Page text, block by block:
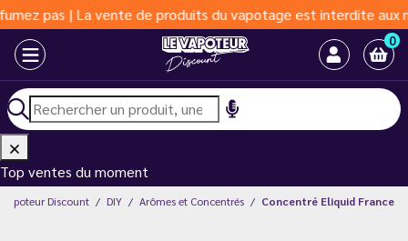
| La vente de produits du vapotage est interdite aux moins
0
Top ventes du moment
Vapoteur Discount DIY Arômes et Concentrés Concentré Eliquid France